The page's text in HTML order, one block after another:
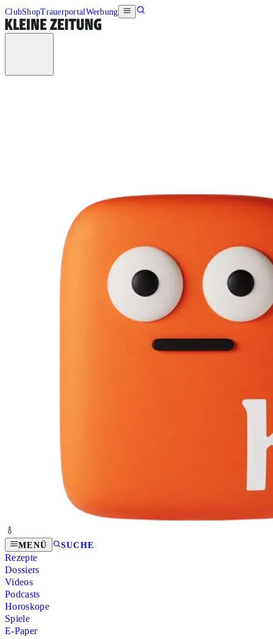
ClubShopTrauerportalWerbung
MENÜ SUCHE
Rezepte
Dossiers
Videos
Podcasts
Horoskope
Spiele
E-Paper